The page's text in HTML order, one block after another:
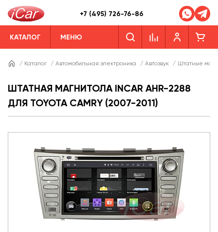
+7 (495) 726-76-86
КАТАЛОГ МЕНЮ
/ Каталог / Автомобильная электроника / Автозвук / Штатные
ШТАТНАЯ МАГНИТОЛА INCAR AHR-2288
ДЛЯ TOYOTA CAMRY (2007-2011)